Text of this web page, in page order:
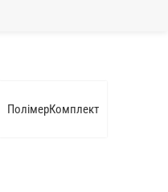
ПолімерКомплект